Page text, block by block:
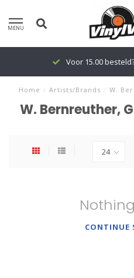
MENU
Voor 15.00
Home / Artists/Brands / W.
W. Bernreuther,
CONTINUE